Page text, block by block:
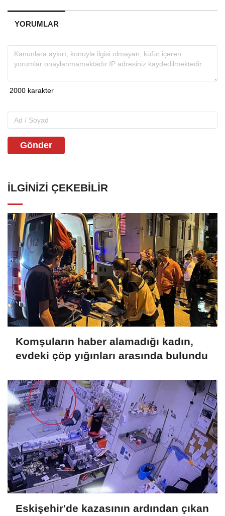
YORUMLAR
Gönder
İLGINIZI ÇEKEBILIR
Komşuların haber alamadığı kadın,
evdeki çöp yığınları arasında bulundu
Eskişehir'de kazasının ardından çıkan